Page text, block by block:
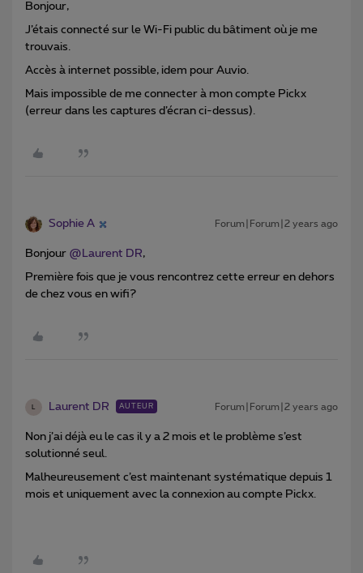
Bonjour,
J’étais connecté sur le Wi-Fi public du bâtiment où je me
trouvais.
Accès à internet possible, idem pour Auvio.
Mais impossible de me connecter à mon compte Pickx
(erreur dans les captures d’écran ci-dessus).
Sophie A Forum|Forum|2 years ago
Bonjour @Laurent DR,
Première fois que je vous rencontrez cette erreur en dehors
de chez vous en wifi?
L Laurent DR AUTEUR Forum|Forum|2 years ago
Non j’ai déjà eu le cas il y a 2 mois et le problème s’est
solutionné seul.
Malheureusement c’est maintenant systématique depuis 1
mois et uniquement avec la connexion au compte Pickx.